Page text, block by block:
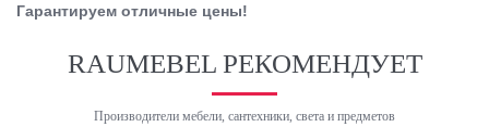
Гарантируем отличные цены!
RAUMEBEL РЕКОМЕНДУЕТ
Производители мебели, сантехники, света и предметов